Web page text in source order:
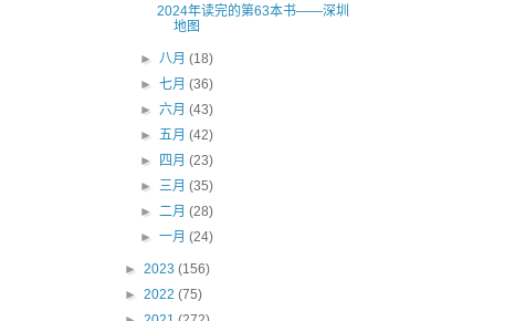
2024年读完的第63本书——深圳
地图
►八月(18)
►七月(36)
►六月(43)
►五月(42)
►
四月(23)
►三月(35)
►二月(28)
►一月(24)
► 2023 (156)
► 2022 (75)